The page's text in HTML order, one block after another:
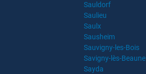
Sauldorf
Saulieu
Saulx
Sausheim
Sauvigny-les-Bois
Savigny-lès-Beaune
Sayda